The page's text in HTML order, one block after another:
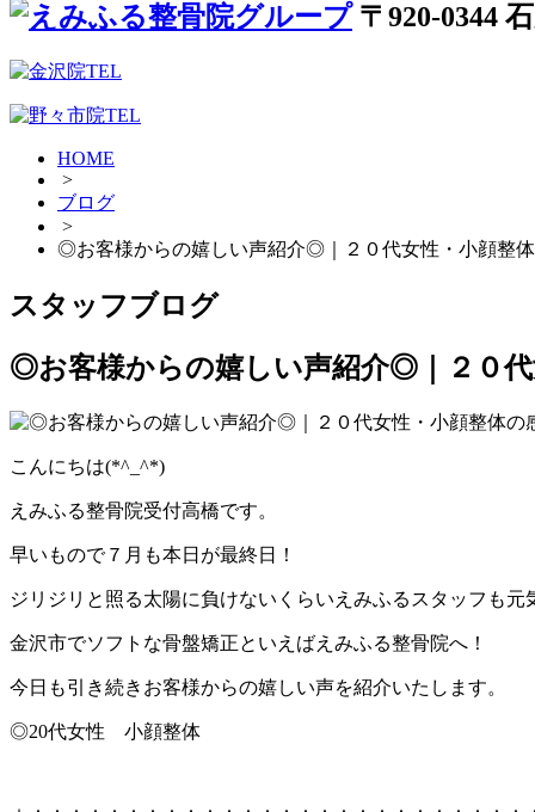
〒920-0344
HOME
>
ブログ
>
◎お客様からの嬉しい声紹介◎｜２０代女性・小顔整体
スタッフブログ
◎お客様からの嬉しい声紹介◎｜２０代
こんにちは(*^_^*)
えみふる整骨院受付高橋です。
早いもので７月も本日が最終日！
ジリジリと照る太陽に負けないくらいえみふるスタッフも元
金沢市でソフトな骨盤矯正といえばえみふる整骨院へ！
今日も引き続きお客様からの嬉しい声を紹介いたします。
◎20代女性 小顔整体